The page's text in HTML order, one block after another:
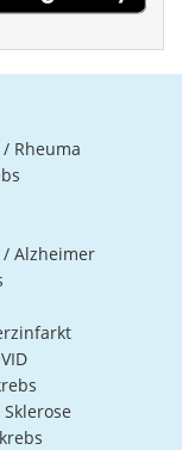
Rheuma
/ Alzheimer